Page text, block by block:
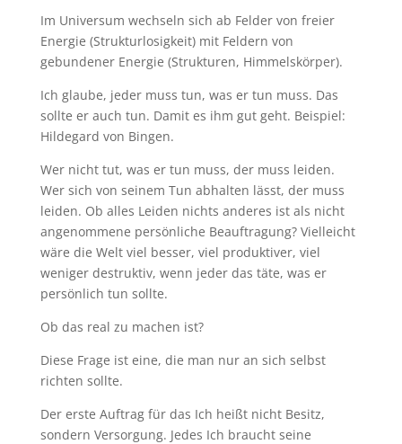
Im Universum wechseln sich ab Felder von freier
Energie (Strukturlosigkeit) mit Feldern von
gebundener Energie (Strukturen, Himmelskörper).
Ich glaube, jeder muss tun, was er tun muss. Das
sollte er auch tun. Damit es ihm gut geht. Beispiel:
Hildegard von Bingen.
Wer nicht tut, was er tun muss, der muss leiden.
Wer sich von seinem Tun abhalten lässt, der muss
leiden. Ob alles Leiden nichts anderes ist als nicht
angenommene persönliche Beauftragung? Vielleicht
wäre die Welt viel besser, viel produktiver, viel
weniger destruktiv, wenn jeder das täte, was er
persönlich tun sollte.
Ob das real zu machen ist?
Diese Frage ist eine, die man nur an sich selbst
richten sollte.
Der erste Auftrag für das Ich heißt nicht Besitz,
sondern Versorgung. Jedes Ich braucht seine